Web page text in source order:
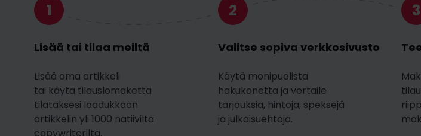
1
Lisää tai tilaa meiltä
Lisää oma artikkeli
tai käytä tilauslomaketta
tilataksesi laadukkaan
artikkelin yli 1000 natiivilta
2
Valitse sopiva verkkosivusto
Käytä monipuolista
hakukonetta ja vertaile
tarjouksia, hintoja, speksejä
ja julkaisuehtoja.
3